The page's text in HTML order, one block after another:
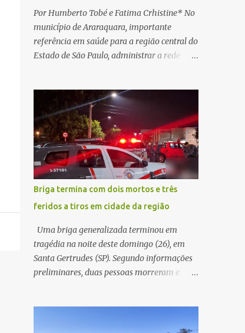
comunicação oficial da instituição
financeira. Na sequência, entrou em contato
por telefone e encaminhou um link,
orientando a vítima a acessá-lo pelo
procedimento, a conta bancária ficou
bloqueada por algumas horas. Sem
conseguir acessar o sistema, a vítima tentou
novamente contato com o suposto gerente,
mas não obteve resposta. Na segunda-fe...
Por Humberto Tobé e Fatima Crhistine* No
município de Araraquara, importante
referência em saúde para a região central do
Estado de São Paulo, administrar a rede
A cidade concentra hospitais, unidades
especializadas e serviços de média e alta
complexidade que atendem pacientes não
apenas do município, mas também de
diversas cidades do entorno, ampliando
significativamente a responsabilidade da
gestão sobre o Sistema Único de Saúde
(SUS). Nos últimos anos, o Governo Federal
tem ampliado investimentos destinados ao
fortalecimento da atenção básica, da
infraestrutura hospitalar e da
regionalização dos serviços de saúde.
Entretanto, em um cenário de demandas
pública não é apenas investir mais, mas
Briga termina com dois mortos e três
feridos a tiros em cidade da região
Uma briga generalizada terminou em
tragédia na noite deste domingo (26), em
Santa Gertrudes (SP). Segundo informações
preliminares, duas pessoas morreram e
20h40, na região da Avenida João Vitte. De